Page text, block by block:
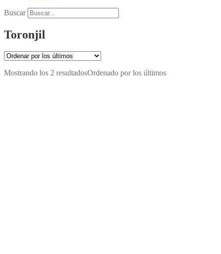
Buscar
Toronjil
Mostrando los 2 resultadosOrdenado por los últimos